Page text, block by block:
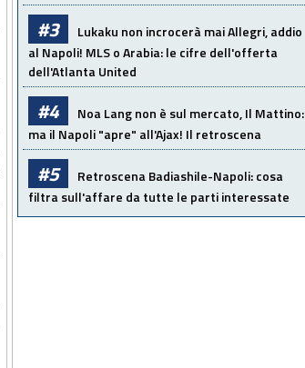
#3
Lukaku non incrocerà mai Allegri, addio
al Napoli! MLS o Arabia: le cifre dell'offerta
dell'Atlanta United
#4
Noa Lang non è sul mercato, Il Mattino:
ma il Napoli "apre" all'Ajax! Il retroscena
#5
Retroscena Badiashile-Napoli: cosa
filtra sull'affare da tutte le parti interessate